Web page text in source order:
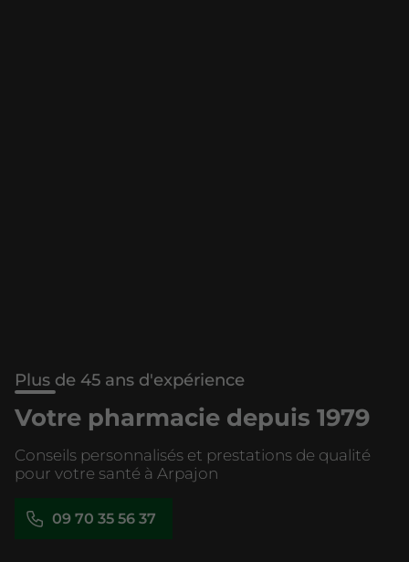
Plus de 45 ans d'expérience
Votre pharmacie depuis 1979
Conseils personnalisés et prestations de qualité
pour votre santé à Arpajon
09 70 35 56 37